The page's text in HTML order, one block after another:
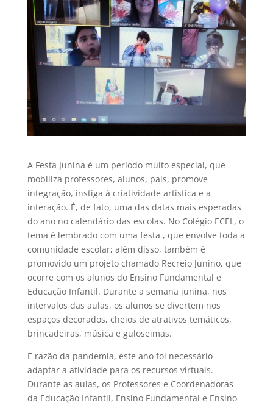
A Festa Junina é um período muito especial, que
mobiliza professores, alunos, pais, promove
integração, instiga à criatividade artística e a
interação. É, de fato, uma das datas mais esperadas
do ano no calendário das escolas. No Colégio ECEL, o
tema é lembrado com uma festa , que envolve toda a
comunidade escolar; além disso, também é
promovido um projeto chamado Recreio Junino, que
ocorre com os alunos do Ensino Fundamental e
Educação Infantil. Durante a semana junina, nos
intervalos das aulas, os alunos se divertem nos
espaços decorados, cheios de atrativos temáticos,
brincadeiras, música e guloseimas.
E razão da pandemia, este ano foi necessário
adaptar a atividade para os recursos virtuais.
Durante as aulas, os Professores e Coordenadoras
da Educação Infantil, Ensino Fundamental e Ensino